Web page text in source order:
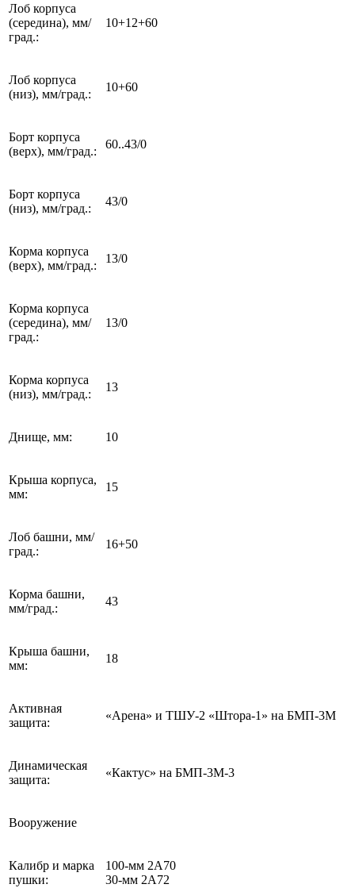
Лоб корпуса
(середина), мм/
град.:
10+12+60
Лоб корпуса
(низ), мм/град.:
10+60
Борт корпуса
(верх), мм/град.:
60..43/0
Борт корпуса
(низ), мм/град.:
43/0
Корма корпуса
(верх), мм/град.:
13/0
Корма корпуса
(середина), мм/
град.:
13/0
Корма корпуса
(низ), мм/град.:
13
Днище, мм: 10
Крыша корпуса,
мм:
15
Лоб башни, мм/
град.:
16+50
Корма башни,
мм/град.:
43
Крыша башни,
мм:
18
Активная
защита:
«Арена» и ТШУ-2 «Штора-1» на БМП-3М
Динамическая
защита:
«Кактус» на БМП-3М-3
Вооружение
Калибр и марка
пушки:
100-мм 2А70
30-мм 2А72